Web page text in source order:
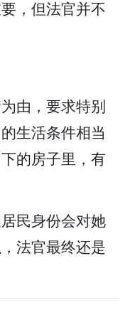
，但法官并不
由，要求特别
生活条件相当
的房子里，有
民身份会对她
法官最终还是